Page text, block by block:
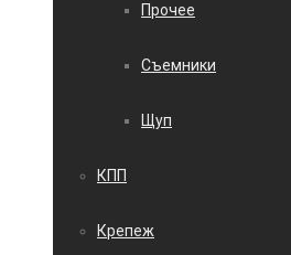
Прочее
Съемники
Щуп
КПП
Крепеж